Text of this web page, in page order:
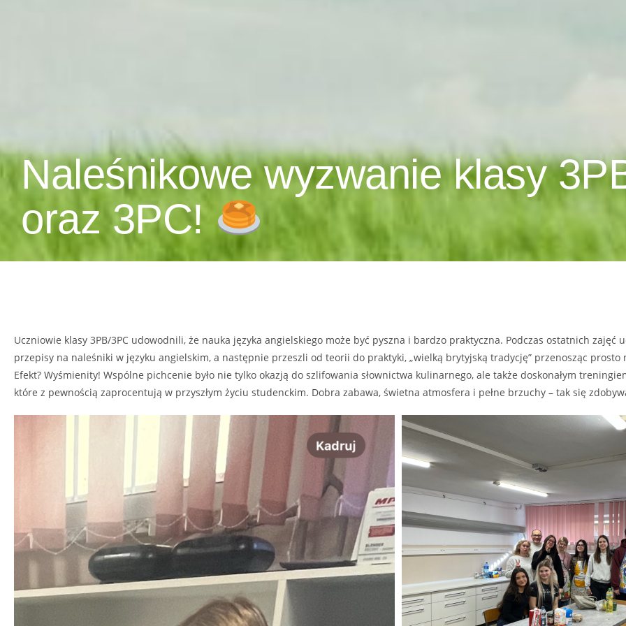
Naleśnikowe wyzwanie klasy
oraz 3PC!
Uczniowie klasy 3PB/3PC udowodnili, że nauka języka angielskiego może być pyszna i bardzo praktyczna. Podczas ostatnich zajęć
przepisy na naleśniki w języku angielskim, a następnie przeszli od teorii do praktyki, „wielką brytyjską tradycję” przenosząc prosto
Efekt? Wyśmienity! Wspólne pichcenie było nie tylko okazją do szlifowania słownictwa kulinarnego, ale także doskonałym
które z pewnością zaprocentują w przyszłym życiu studenckim. Dobra zabawa, świetna atmosfera i pełne brzuchy – tak się